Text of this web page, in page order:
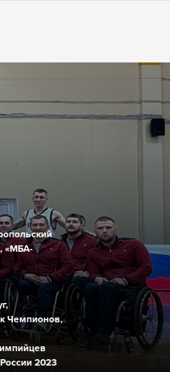
«МБА-
Чемпионов,
2023